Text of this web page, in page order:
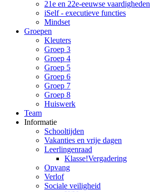
21e en 22e-eeuwse vaardigheden
iSelf - executieve functies
Mindset
Groepen
Kleuters
Groep 3
Groep 4
Groep 5
Groep 6
Groep 7
Groep 8
Huiswerk
Team
Informatie
Schooltijden
Vakanties en vrije dagen
Leerlingenraad
Klasse!Vergadering
Opvang
Verlof
Sociale veiligheid